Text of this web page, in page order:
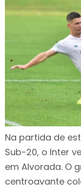
Na partida de
Sub-20, o Inter
em Alvorada. O
centroavante